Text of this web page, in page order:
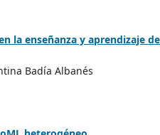
la enseñanza y aprendizaje
Badía Albanés